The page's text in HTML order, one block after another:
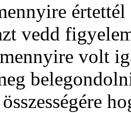
vedd
volt